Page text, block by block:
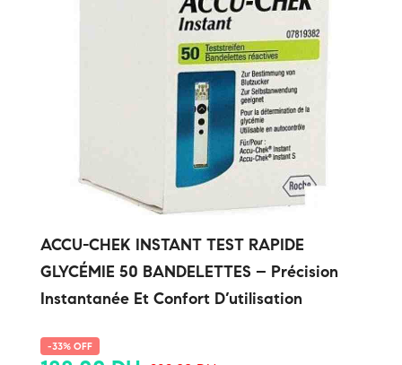
ACCU-CHEK INSTANT TEST RAPIDE
GLYCÉMIE 50 BANDELETTES – Précision
Instantanée Et Confort D’utilisation
-33% OFF